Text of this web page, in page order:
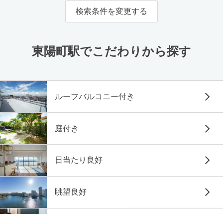
検索条件を変更する
東陽町駅でこだわりから探す
ルーフバルコニー付き
庭付き
日当たり良好
眺望良好